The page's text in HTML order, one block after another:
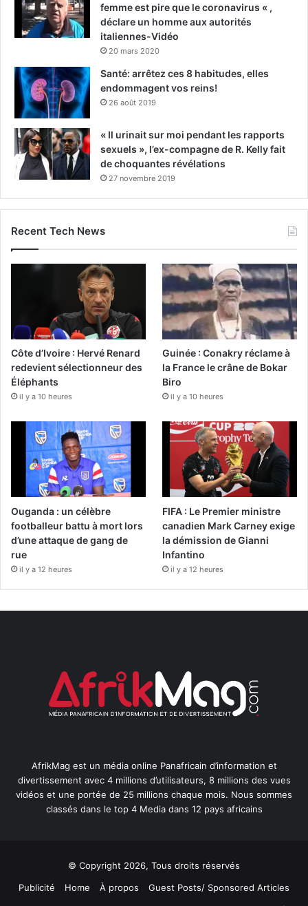
femme est pire que le coronavirus « ,
déclare un homme aux autorités
italiennes-Vidéo
20 mars 2020
Santé: arrêtez ces 8 habitudes, elles
endommagent vos reins!
26 août 2019
« Il urinait sur moi pendant les rapports
sexuels », l’ex-compagne de R. Kelly fait
de choquantes révélations
27 novembre 2019
Recent Tech News
Côte d’Ivoire : Hervé Renard
redevient sélectionneur des
Éléphants
il y a 10 heures
Guinée : Conakry réclame à
la France le crâne de Bokar
Biro
il y a 10 heures
Ouganda : un célèbre
footballeur battu à mort lors
d’une attaque de gang de
rue
il y a 12 heures
FIFA : Le Premier ministre
canadien Mark Carney exige
la démission de Gianni
Infantino
il y a 12 heures
AfrikMag est un média online Panafricain d’information et
divertissement avec 4 millions d’utilisateurs, 8 millions des vues
vidéos et une portée de 25 millions chaque mois. Nous sommes
classés dans le top 4 Media dans 12 pays africains
© Copyright 2026, Tous droits réservés
Publicité
Home À propos
Guest Posts/ Sponsored Articles